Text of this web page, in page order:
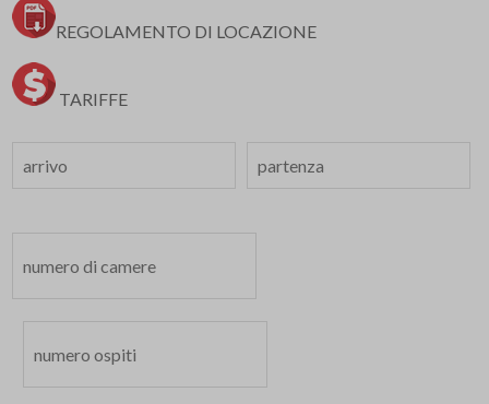
REGOLAMENTO DI LOCAZIONE
TARIFFE